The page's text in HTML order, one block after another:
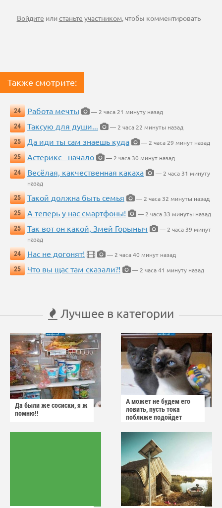
Войдите илистаньте участником, чтобы комментировать
Также смотрите:
24 Работа мечты
— 2 часа 21 минуту назад
24
Таксую для души...
— 2 часа 22 минуты назад
25
Да иди ты сам знаешь куда
— 2 часа 29 минут назад
25
Астерикс - начало
— 2 часа 30 минут назад
24
Весёлая, какчественная какаха
— 2 часа 31 минуту
назад
25
Такой должна быть семья
— 2 часа 32 минуты назад
25
А теперь у нас смартфоны!
— 2 часа 33 минуты назад
25
Так вот он какой, Змей Горыныч
— 2 часа 39 минут
назад
24
Нас не догонят!
— 2 часа 40 минут назад
25
Что вы щас там сказали?! — 2 часа 41 минуту назад
Лучшее в категории
Да были же сосиски, я ж
помню!!
А может не будем его
ловить, пусть тока
поближе подойдет